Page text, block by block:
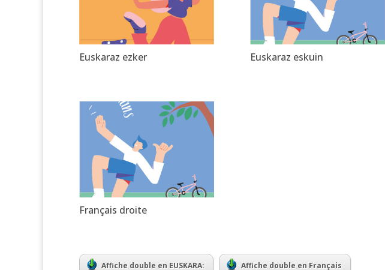
Euskaraz ezker Euskaraz eskuin
Français droite
Affiche double en EUSKARA: Affiche double en Français